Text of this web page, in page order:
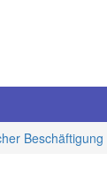
Beschäftigung